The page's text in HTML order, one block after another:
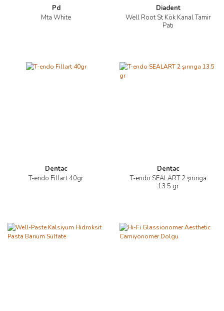
Pd
Mta White
Diadent
Well Root St Kök Kanal Tamir
Patı
Dentac
T-endo Fillart 40gr
Dentac
T-endo SEALART 2 şırınga
13.5 gr